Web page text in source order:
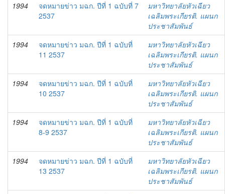
1994
จดหมายข่าว มฉก. ปีที่ 1 ฉบับที่ 7
2537
มหาวิทยาลัยหัวเฉียว
เฉลิมพระเกียรติ. แผนก
ประชาสัมพันธ์
1994
จดหมายข่าว มฉก. ปีที่ 1 ฉบับที่
11 2537
มหาวิทยาลัยหัวเฉียว
เฉลิมพระเกียรติ. แผนก
ประชาสัมพันธ์
1994
จดหมายข่าว มฉก. ปีที่ 1 ฉบับที่
10 2537
มหาวิทยาลัยหัวเฉียว
เฉลิมพระเกียรติ. แผนก
ประชาสัมพันธ์
1994
จดหมายข่าว มฉก. ปีที่ 1 ฉบับที่
8-9 2537
มหาวิทยาลัยหัวเฉียว
เฉลิมพระเกียรติ. แผนก
ประชาสัมพันธ์
1994
จดหมายข่าว มฉก. ปีที่ 1 ฉบับที่
13 2537
มหาวิทยาลัยหัวเฉียว
เฉลิมพระเกียรติ. แผนก
ประชาสัมพันธ์